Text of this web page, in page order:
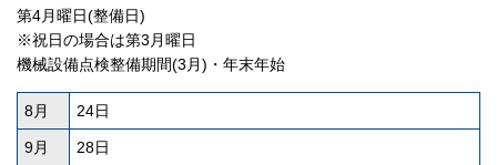
第4月曜日(整備日)
※祝日の場合は第3月曜日
機械設備点検整備期間(3月)・年末年始
8月 24日
9月 28日